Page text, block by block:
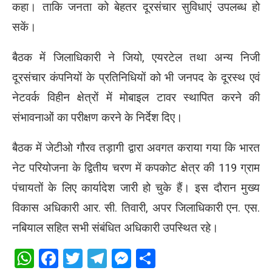
कहा। ताकि जनता को बेहतर दूरसंचार सुविधाएं उपलब्ध हो
सकें।
बैठक में जिलाधिकारी ने जियो, एयरटेल तथा अन्य निजी
दूरसंचार कंपनियों के प्रतिनिधियों को भी जनपद के दूरस्थ एवं
नेटवर्क विहीन क्षेत्रों में मोबाइल टावर स्थापित करने की
संभावनाओं का परीक्षण करने के निर्देश दिए।
बैठक में जेटीओ गौरव तड़ागी द्वारा अवगत कराया गया कि भारत
नेट परियोजना के द्वितीय चरण में कपकोट क्षेत्र की 119 ग्राम
पंचायतों के लिए कार्यादेश जारी हो चुके हैं। इस दौरान मुख्य
विकास अधिकारी आर. सी. तिवारी, अपर जिलाधिकारी एन. एस.
नबियाल सहित सभी संबंधित अधिकारी उपस्थित रहे।
WhatsApp
Facebook
Twitter
Telegram
Messenger